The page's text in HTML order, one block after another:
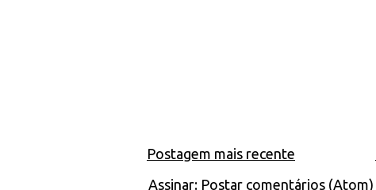
Postagem mais recente
Assinar: Postar comentários (Atom)